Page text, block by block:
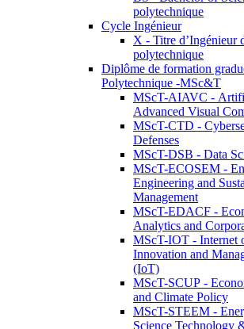
polytechnique
Cycle Ingénieur
X - Titre d’Ingénieur
polytechnique
Diplôme de formation
Polytechnique -MSc&T
MScT-AIAVC -
Advanced Visual
MScT-CTD -
Defenses
MScT-DSB - Data
MScT-ECOSEM -
Engineering and
Management
MScT-EDACF -
Analytics and
MScT-IOT - Internet
Innovation and
(IoT)
MScT-SCUP -
and Climate Policy
MScT-STEEM -
Science Technology